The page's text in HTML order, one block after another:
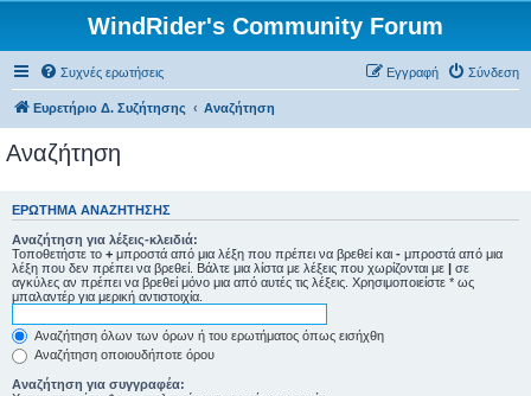
WindRider's Community Forum
Συχνές ερωτήσεις Σύνδεση
Εγγραφή
Ευρετήριο Δ. Συζήτησης Αναζήτηση
Αναζήτηση
ΕΡΏΤΗΜΑ ΑΝΑΖΉΤΗΣΗΣ
Αναζήτηση για λέξεις-κλειδιά:
Τοποθετήστε το + μπροστά από μια λέξη που πρέπει να βρεθεί και - μπροστά από μια
λέξη που δεν πρέπει να βρεθεί. Βάλτε μια λίστα με λέξεις που χωρίζονται με | σε
αγκύλες αν πρέπει να βρεθεί μόνο μια από αυτές τις λέξεις. Χρησιμοποιείστε * ως
μπαλαντέρ για μερική αντιστοιχία.
Αναζήτηση όλων των όρων ή του ερωτήματος όπως εισήχθη
Αναζήτηση οποιουδήποτε όρου
Αναζήτηση για συγγραφέα: